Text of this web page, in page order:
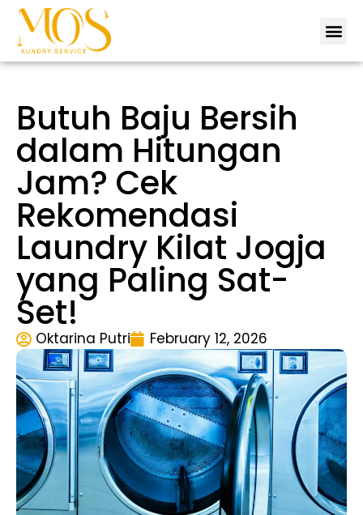
Butuh Baju Bersih
dalam Hitungan
Jam? Cek
Rekomendasi
Laundry Kilat Jogja
yang Paling Sat-
Set!
Oktarina Putri February 12, 2026